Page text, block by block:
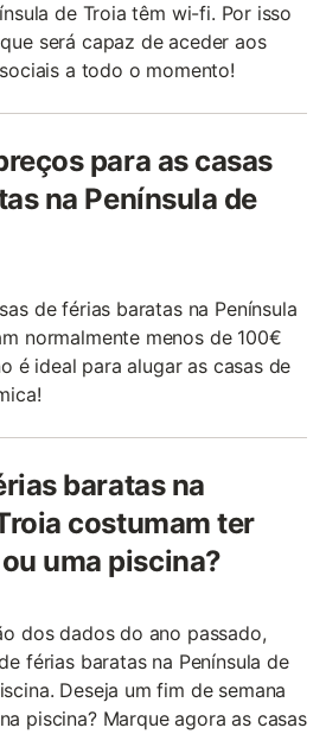
de Troia têm wi-fi. Por isso
será capaz de aceder aos
a todo o momento!
para as casas
na Península de
de férias baratas na Península
normalmente menos de 100€
é ideal para alugar as casas de
baratas na
costumam ter
uma piscina?
dos dados do ano passado,
férias baratas na Península de
Deseja um fim de semana
piscina? Marque agora as casas